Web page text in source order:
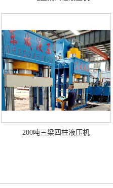
200吨三梁四柱液压机